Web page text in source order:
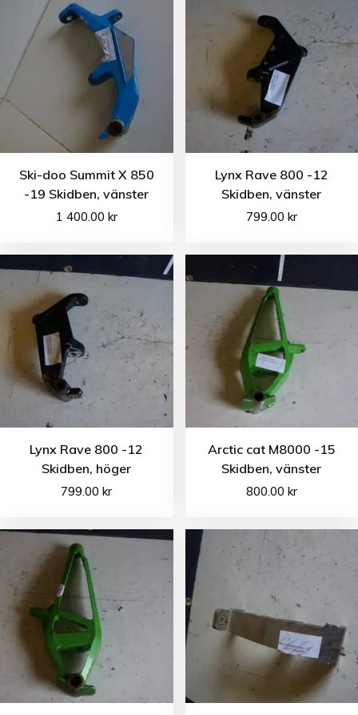
Ski-doo Summit X 850
-19 Skidben, vänster
1 400.00 kr
Lynx Rave 800 -12
Skidben, vänster
799.00 kr
Lynx Rave 800 -12
Skidben, höger
799.00kr
Arctic cat M8000 -15
Skidben, vänster
800.00 kr